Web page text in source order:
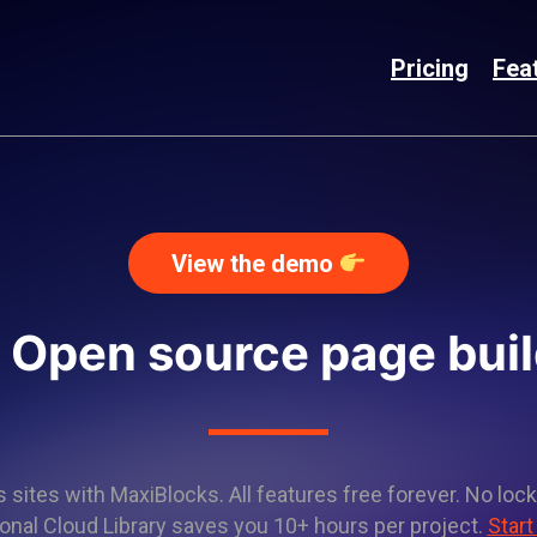
Pricing
View the demo
Open source page
sites with MaxiBlocks. All features free forever. No
Cloud Library saves you 10+ hours per project.